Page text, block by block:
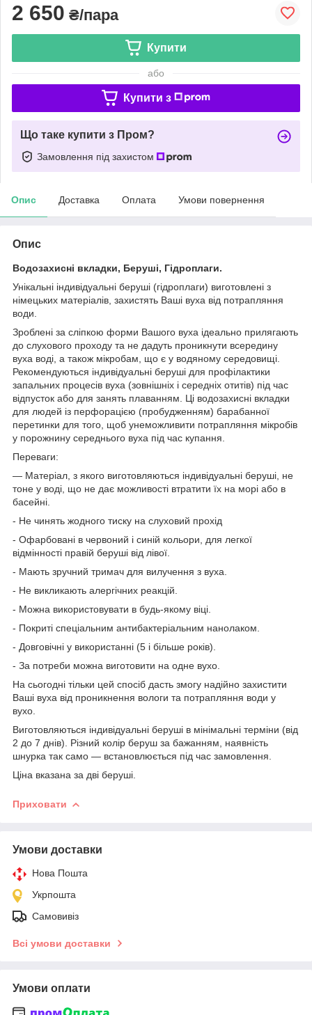
2 650 ₴/пара
Купити
або
Купити з
Що таке купити з Пром?
Замовлення під захистом
Опис Доставка Оплата Умови повернення
Опис
Водозахисні вкладки, Беруші, Гідроплаги.
Унікальні індивідуальні беруші (гідроплаги) виготовлені з
німецьких матеріалів, захистять Ваші вуха від потрапляння
води.
Зроблені за сліпкою форми Вашого вуха ідеально прилягають
до слухового проходу та не дадуть проникнути всередину
вуха воді, а також мікробам, що є у водяному середовищі.
Рекомендуються індивідуальні беруші для профілактики
запальних процесів вуха (зовнішніх і середніх отитів) під час
відпусток або для занять плаванням. Ці водозахисні вкладки
для людей із перфорацією (пробудженням) барабанної
перетинки для того, щоб унеможливити потрапляння мікробів
у порожнину середнього вуха під час купання.
Переваги:
— Матеріал, з якого виготовляються індивідуальні беруші, не
тоне у воді, що не дає можливості втратити їх на морі або в
басейні.
- Не чинять жодного тиску на слуховий прохід
- Офарбовані в червоний і синій кольори, для легкої
відмінності правій беруші від лівої.
- Мають зручний тримач для вилучення з вуха.
- Не викликають алергічних реакцій.
- Можна використовувати в будь-якому віці.
- Покриті спеціальним антибактеріальним нанолаком.
- Довговічні у використанні (5 і більше років).
- За потреби можна виготовити на одне вухо.
На сьогодні тільки цей спосіб дасть змогу надійно захистити
Ваші вуха від проникнення вологи та потрапляння води у
вухо.
Виготовляються індивідуальні беруші в мінімальні терміни (від
2 до 7 днів). Різний колір беруш за бажанням, наявність
шнурка так само — встановлюється під час замовлення.
Ціна вказана за дві беруші.
Приховати
Умови доставки
Нова Пошта
Укрпошта
Самовивіз
Всі умови доставки
Умови оплати